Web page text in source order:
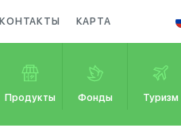
КОНТАКТЫ КАРТА
Продукты Фонды Туризм